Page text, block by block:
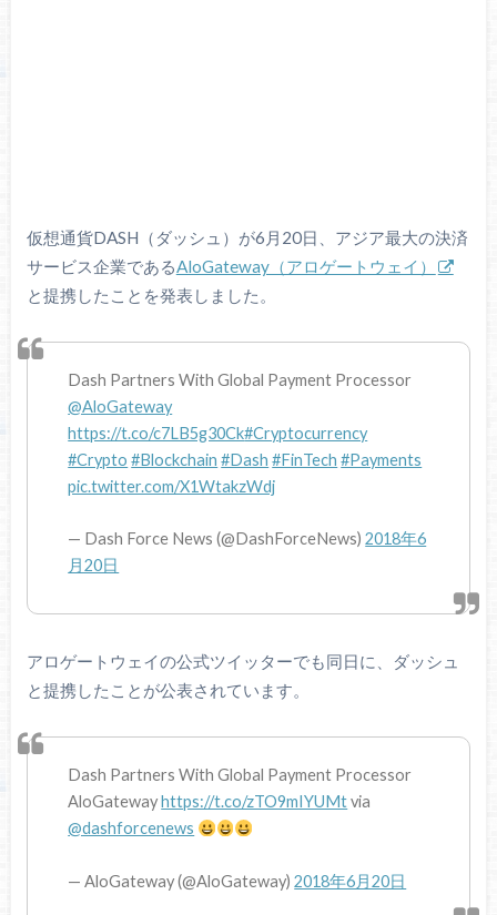
仮想通貨DASH（ダッシュ）が6月20日、アジア最大の決済
サービス企業であるAloGateway（アロゲートウェイ）
と提携したことを発表しました。
Dash Partners With Global Payment Processor
@AloGateway
https://t.co/c7LB5g30Ck#Cryptocurrency
#Crypto #Blockchain #Dash #FinTech #Payments
pic.twitter.com/X1WtakzWdj
— Dash Force News (@DashForceNews)2018年6
月20日
アロゲートウェイの公式ツイッターでも同日に、ダッシュ
と提携したことが公表されています。
Dash Partners With Global Payment Processor
AloGatewayhttps://t.co/zTO9mIYUMtvia
@dashforcenews
— AloGateway (@AloGateway)2018年6月20日